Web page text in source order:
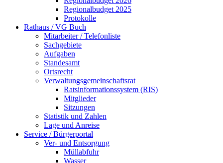
Regionalbudget 2025
Protokolle
Rathaus / VG Buch
Mitarbeiter / Telefonliste
Sachgebiete
Aufgaben
Standesamt
Ortsrecht
Verwaltungsgemeinschaftsrat
Ratsinformationssystem (RIS)
Mitglieder
Sitzungen
Statistik und Zahlen
Lage und Anreise
Service / Bürgerportal
Ver- und Entsorgung
Müllabfuhr
Wasser